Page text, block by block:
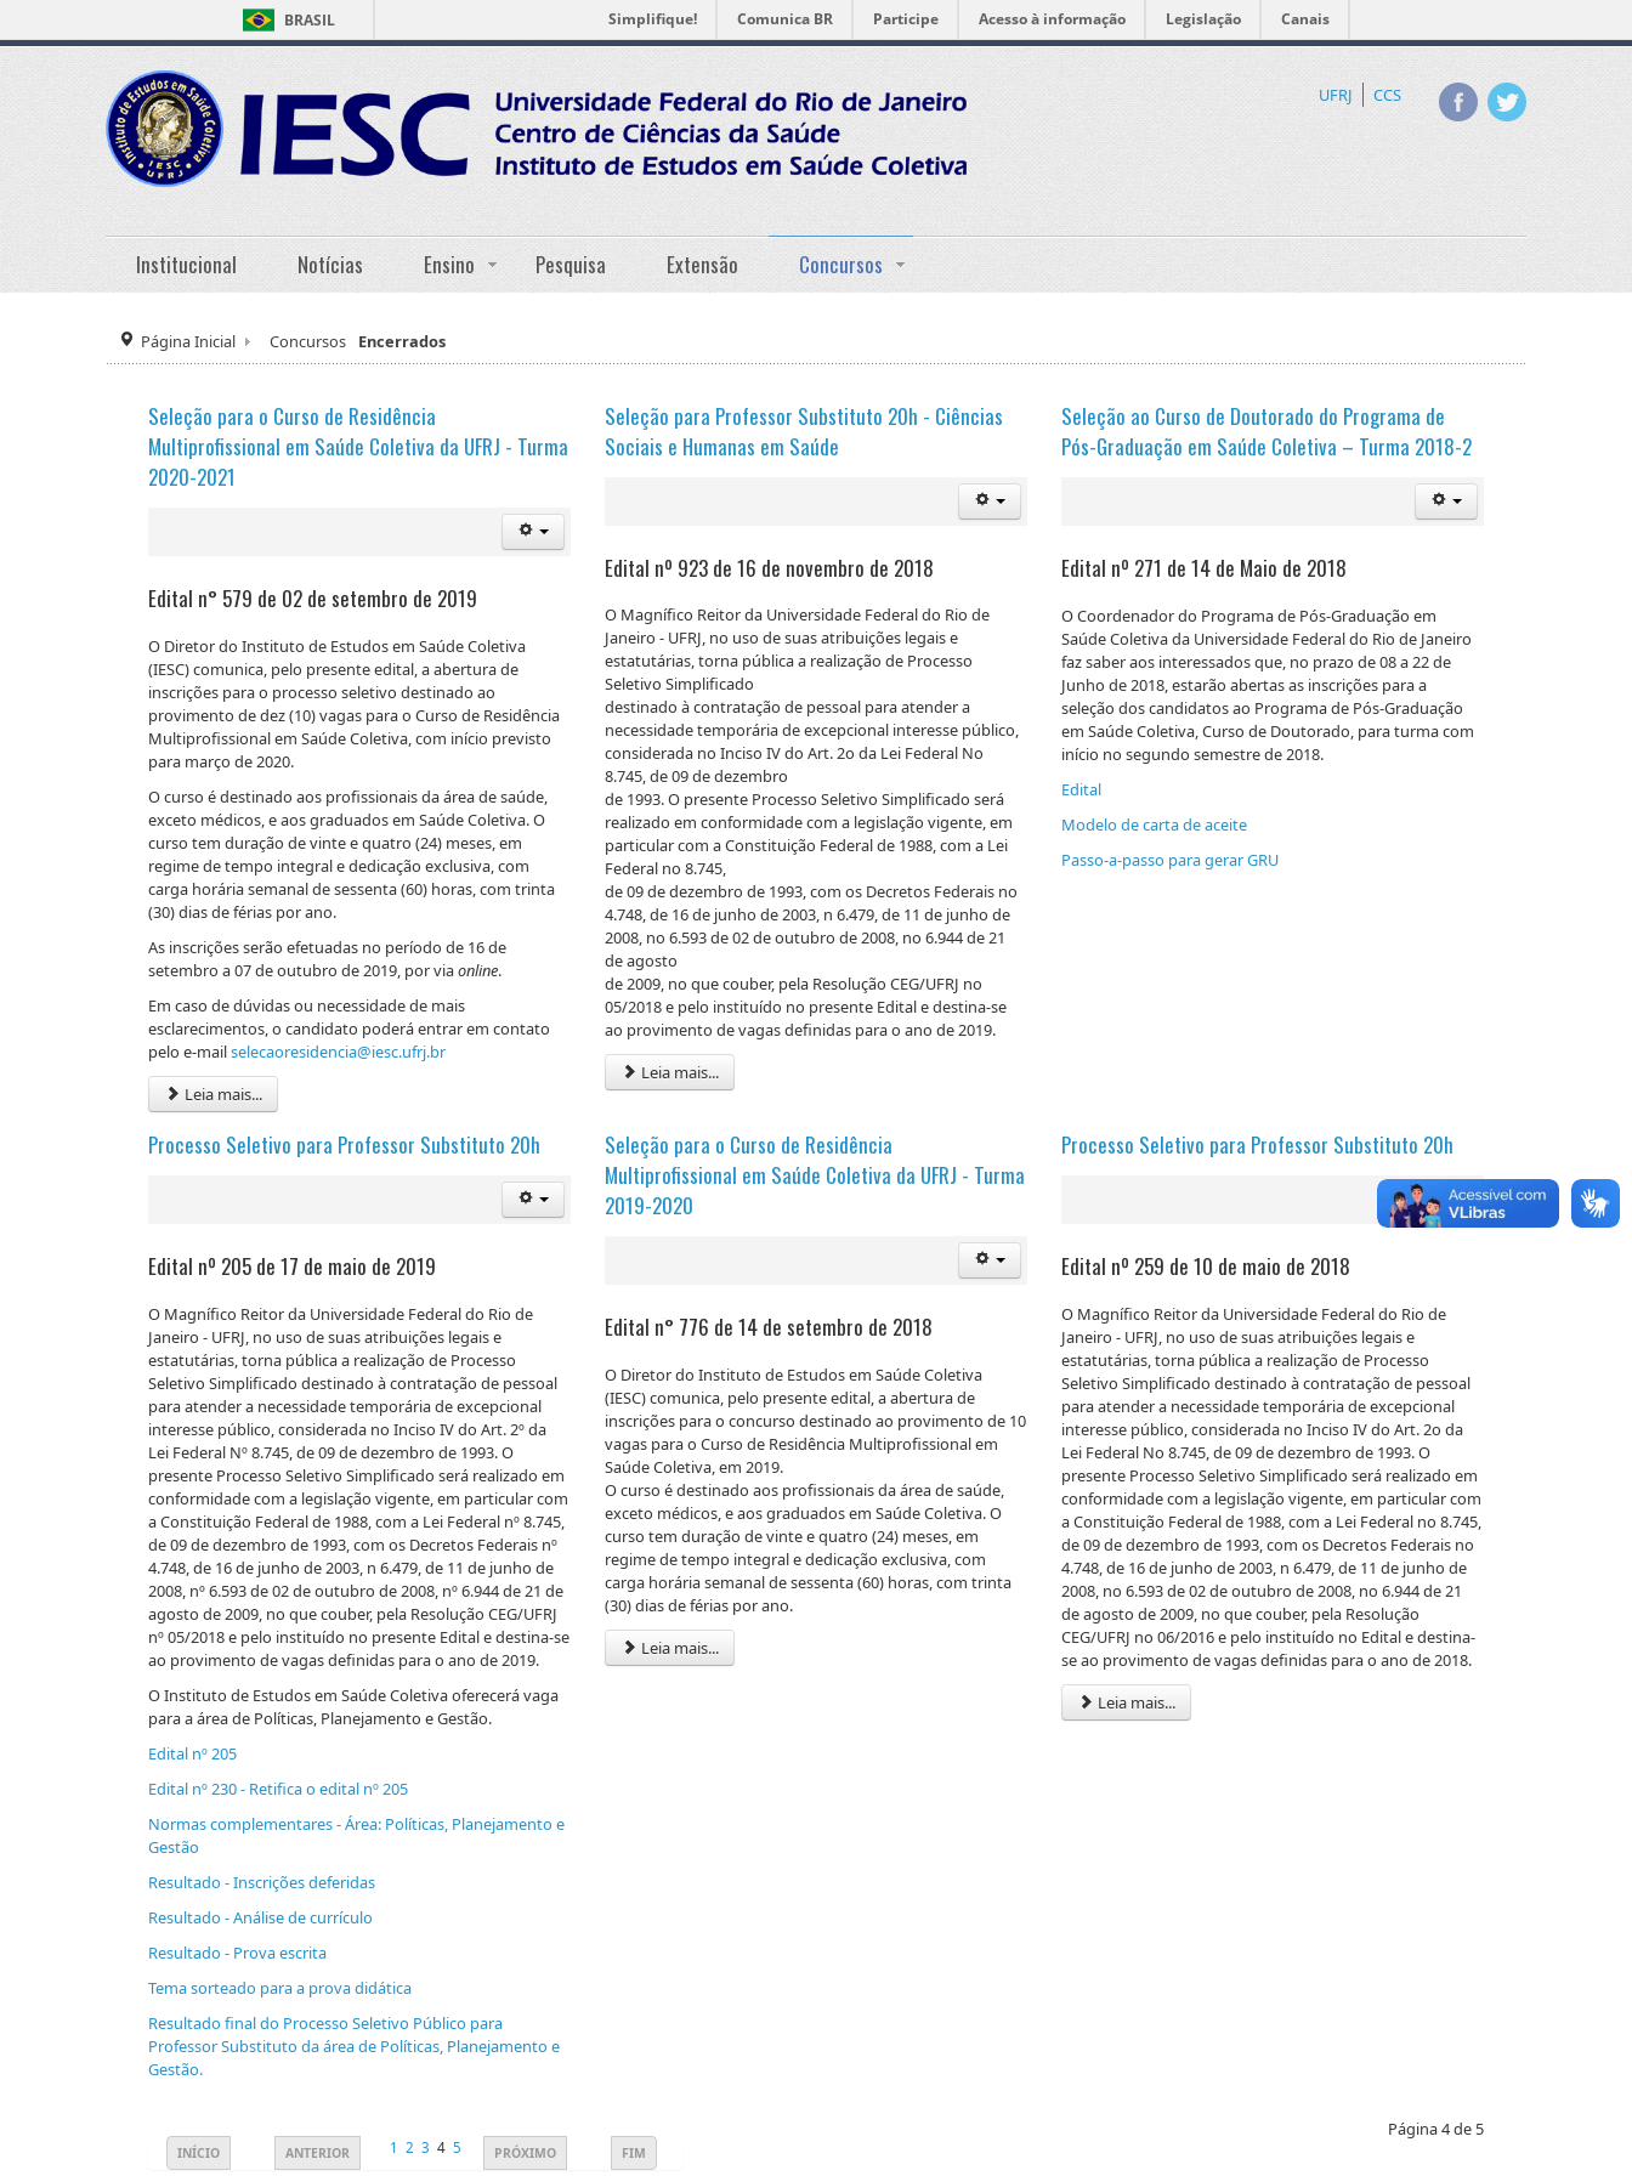
BRASIL Simplifique! Comunica BR Participe Acesso à informação Legislação Canais
UFRJ CCS
Institucional Notícias Ensino Pesquisa Extensão Concursos
Página Inicial Concursos Encerrados
Seleção para o Curso de Residência
Multiprofissional em Saúde Coletiva da UFRJ - Turma
2020-2021
Edital n° 579 de 02 de setembro de 2019
O Diretor do Instituto de Estudos em Saúde Coletiva
(IESC) comunica, pelo presente edital, a abertura de
inscrições para o processo seletivo destinado ao
provimento de dez (10) vagas para o Curso de Residência
Multiprofissional em Saúde Coletiva, com início previsto
para março de 2020.
O curso é destinado aos profissionais da área de saúde,
exceto médicos, e aos graduados em Saúde Coletiva. O
curso tem duração de vinte e quatro (24) meses, em
regime de tempo integral e dedicação exclusiva, com
carga horária semanal de sessenta (60) horas, com trinta
(30) dias de férias por ano.
As inscrições serão efetuadas no período de 16 de
setembro a 07 de outubro de 2019, por viaonline.
Em caso de dúvidas ou necessidade de mais
esclarecimentos, o candidato poderá entrar em contato
pelo e-mailselecaoresidencia@iesc.ufrj.br
Leia mais...
Seleção para Professor Substituto 20h - Ciências
Sociais e Humanas em Saúde
Edital nº 923 de 16 de novembro de 2018
O Magnífico Reitor da Universidade Federal do Rio de
Janeiro - UFRJ, no uso de suas atribuições legais e
estatutárias, torna pública a realização de Processo
Seletivo Simplificado
destinado à contratação de pessoal para atender a
necessidade temporária de excepcional interesse público,
considerada no Inciso IV do Art. 2o da Lei Federal No
8.745, de 09 de dezembro
de 1993. O presente Processo Seletivo Simplificado será
realizado em conformidade com a legislação vigente, em
particular com a Constituição Federal de 1988, com a Lei
Federal no 8.745,
de 09 de dezembro de 1993, com os Decretos Federais no
4.748, de 16 de junho de 2003, n 6.479, de 11 de junho de
2008, no 6.593 de 02 de outubro de 2008, no 6.944 de 21
de agosto
de 2009, no que couber, pela Resolução CEG/UFRJ no
05/2018 e pelo instituído no presente Edital e destina-se
ao provimento de vagas definidas para o ano de 2019.
Leia mais...
Seleção ao Curso de Doutorado do Programa de
Pós-Graduação em Saúde Coletiva – Turma 2018-2
Edital nº 271 de 14 de Maio de 2018
O Coordenador do Programa de Pós-Graduação em
Saúde Coletiva da Universidade Federal do Rio de Janeiro
faz saber aos interessados que, no prazo de 08 a 22 de
Junho de 2018, estarão abertas as inscrições para a
seleção dos candidatos ao Programa de Pós-Graduação
em Saúde Coletiva, Curso de Doutorado, para turma com
início no segundo semestre de 2018.
Edital
Modelo de carta de aceite
Passo-a-passo para gerar GRU
Processo Seletivo para Professor Substituto 20h
Edital nº 205 de 17 de maio de 2019
O Magnífico Reitor da Universidade Federal do Rio de
Janeiro - UFRJ, no uso de suas atribuições legais e
estatutárias, torna pública a realização de Processo
Seletivo Simplificado destinado à contratação de pessoal
para atender a necessidade temporária de excepcional
interesse público, considerada no Inciso IV do Art. 2º da
Lei Federal Nº 8.745, de 09 de dezembro de 1993. O
presente Processo Seletivo Simplificado será realizado em
conformidade com a legislação vigente, em particular com
a Constituição Federal de 1988, com a Lei Federal nº 8.745,
de 09 de dezembro de 1993, com os Decretos Federais nº
4.748, de 16 de junho de 2003, n 6.479, de 11 de junho de
2008, nº 6.593 de 02 de outubro de 2008, nº 6.944 de 21 de
agosto de 2009, no que couber, pela Resolução CEG/UFRJ
nº 05/2018 e pelo instituído no presente Edital e destina-se
ao provimento de vagas definidas para o ano de 2019.
O Instituto de Estudos em Saúde Coletiva oferecerá vaga
para a área de Políticas, Planejamento e Gestão.
Edital nº 205
Edital nº 230 - Retifica o edital nº 205
Normas complementares - Área: Políticas, Planejamento e
Gestão
Resultado - Inscrições deferidas
Resultado - Análise de currículo
Resultado - Prova escrita
Tema sorteado para a prova didática
Resultado final do Processo Seletivo Público para
Professor Substituto da área de Políticas, Planejamento e
Gestão.
Seleção para o Curso de Residência
Multiprofissional em Saúde Coletiva da UFRJ - Turma
2019-2020
Edital n° 776 de 14 de setembro de 2018
O Diretor do Instituto de Estudos em Saúde Coletiva
(IESC) comunica, pelo presente edital, a abertura de
inscrições para o concurso destinado ao provimento de 10
vagas para o Curso de Residência Multiprofissional em
Saúde Coletiva, em 2019.
O curso é destinado aos profissionais da área de saúde,
exceto médicos, e aos graduados em Saúde Coletiva. O
curso tem duração de vinte e quatro (24) meses, em
regime de tempo integral e dedicação exclusiva, com
carga horária semanal de sessenta (60) horas, com trinta
(30) dias de férias por ano.
Leia mais...
Processo Seletivo para Professor Substituto 20h
Edital nº 259 de 10 de maio de 2018
O Magnífico Reitor da Universidade Federal do Rio de
Janeiro - UFRJ, no uso de suas atribuições legais e
estatutárias, torna pública a realização de Processo
Seletivo Simplificado destinado à contratação de pessoal
para atender a necessidade temporária de excepcional
interesse público, considerada no Inciso IV do Art. 2o da
Lei Federal No 8.745, de 09 de dezembro de 1993. O
presente Processo Seletivo Simplificado será realizado em
conformidade com a legislação vigente, em particular com
a Constituição Federal de 1988, com a Lei Federal no 8.745,
de 09 de dezembro de 1993, com os Decretos Federais no
4.748, de 16 de junho de 2003, n 6.479, de 11 de junho de
2008, no 6.593 de 02 de outubro de 2008, no 6.944 de 21
de agosto de 2009, no que couber, pela Resolução
CEG/UFRJ no 06/2016 e pelo instituído no Edital e destina-
se ao provimento de vagas definidas para o ano de 2018.
Leia mais...
Página 4 de 5
INÍCIO ANTERIOR 1 2 3 4 5 PRÓXIMO FIM